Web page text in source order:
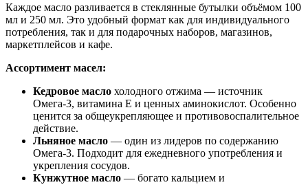
Каждое масло разливается в стеклянные бутылки объёмом 100
мл и 250 мл. Это удобный формат как для индивидуального
потребления, так и для подарочных наборов, магазинов,
маркетплейсов и кафе.
Ассортимент масел:
Кедровое масло холодного отжима — источник
Омега-3, витамина Е и ценных аминокислот. Особенно
ценится за общеукрепляющее и противовоспалительное
действие.
Льняное масло — один из лидеров по содержанию
Омега-3. Подходит для ежедневного употребления и
укрепления сосудов.
Кунжутное масло — богато кальцием и